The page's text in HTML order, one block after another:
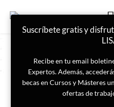
Suscríbete gratis y
Recibe en tu email
Expertos. Además,
becas en Cursos y Másteres
ofertas de